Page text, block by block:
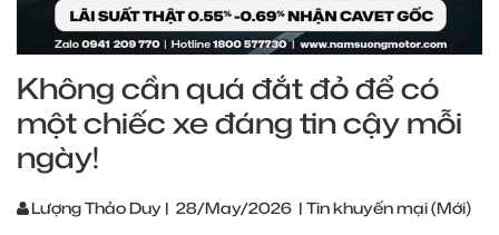
Không cần quá đắt đỏ để có
một chiếc xe đáng tin cậy mỗi
ngày!
Lượng Thảo Duy | 28/May/2026 | Tin khuyến mại (Mới)